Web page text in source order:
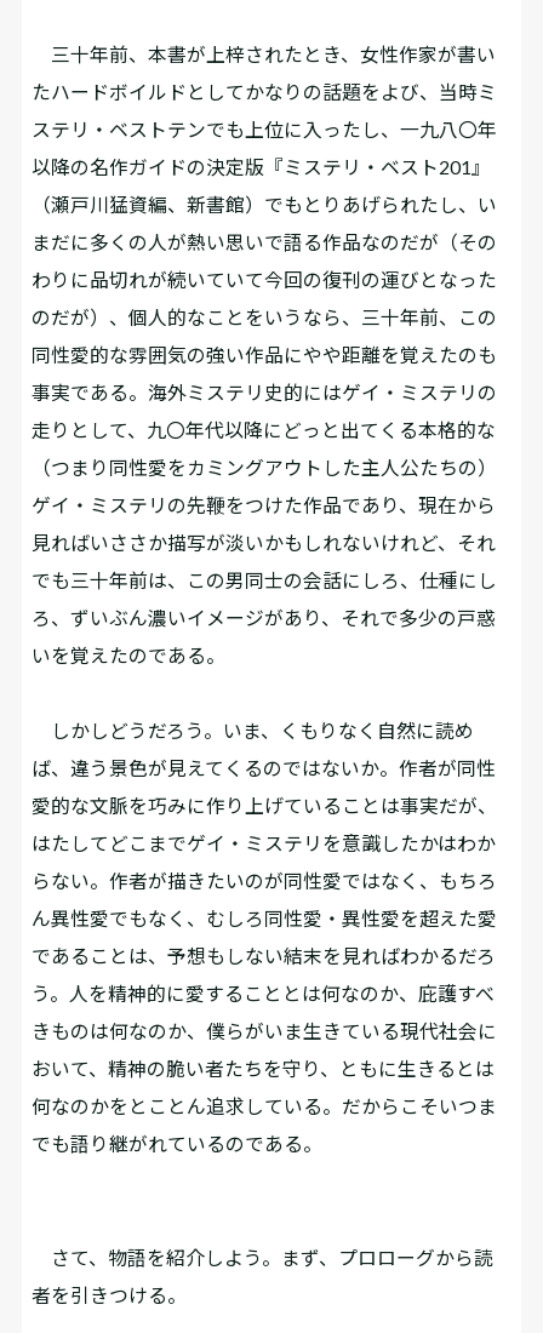
三十年前、本書が上梓されたとき、女性作家が書い
たハードボイルドとしてかなりの話題をよび、当時ミ
ステリ・ベストテンでも上位に入ったし、一九八〇年
以降の名作ガイドの決定版『ミステリ・ベスト201』
（瀬戸川猛資編、新書館）でもとりあげられたし、い
まだに多くの人が熱い思いで語る作品なのだが（その
わりに品切れが続いていて今回の復刊の運びとなった
のだが）、個人的なことをいうなら、三十年前、この
同性愛的な雰囲気の強い作品にやや距離を覚えたのも
事実である。海外ミステリ史的にはゲイ・ミステリの
走りとして、九〇年代以降にどっと出てくる本格的な
（つまり同性愛をカミングアウトした主人公たちの）
ゲイ・ミステリの先鞭をつけた作品であり、現在から
見ればいささか描写が淡いかもしれないけれど、それ
でも三十年前は、この男同士の会話にしろ、仕種にし
ろ、ずいぶん濃いイメージがあり、それで多少の戸惑
いを覚えたのである。
しかしどうだろう。いま、くもりなく自然に読め
ば、違う景色が見えてくるのではないか。作者が同性
愛的な文脈を巧みに作り上げていることは事実だが、
はたしてどこまでゲイ・ミステリを意識したかはわか
らない。作者が描きたいのが同性愛ではなく、もちろ
ん異性愛でもなく、むしろ同性愛・異性愛を超えた愛
であることは、予想もしない結末を見ればわかるだろ
う。人を精神的に愛することとは何なのか、庇護すべ
きものは何なのか、僕らがいま生きている現代社会に
おいて、精神の脆い者たちを守り、ともに生きるとは
何なのかをとことん追求している。だからこそいつま
でも語り継がれているのである。
さて、物語を紹介しよう。まず、プロローグから読
者を引きつける。